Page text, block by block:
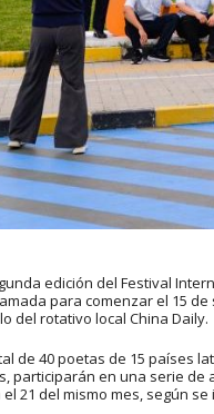
edición del Festival
para comenzar el 15
del rotativo local China Daily.
de 40 poetas de 15 países
participarán en una serie de
21 del mismo mes, según